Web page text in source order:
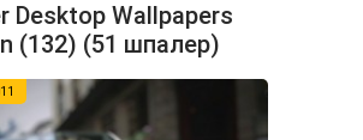
Desktop Wallpapers
(132) (51 шпалер)